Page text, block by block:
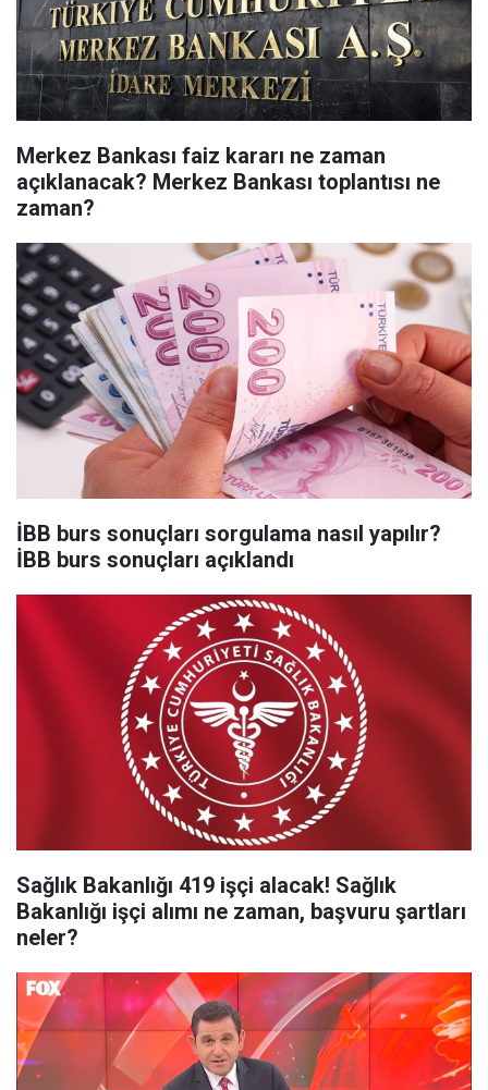
Merkez Bankası faiz kararı ne zaman
açıklanacak? Merkez Bankası toplantısı ne
zaman?
İBB burs sonuçları sorgulama nasıl yapılır?
İBB burs sonuçları açıklandı
Sağlık Bakanlığı 419 işçi alacak! Sağlık
Bakanlığı işçi alımı ne zaman, başvuru şartları
neler?